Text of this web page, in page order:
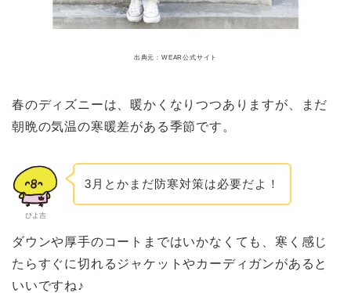
出典元：WEAR公式サイト
春のディズニーは、暖かくなりつつありますが、まだ
朝晩の気温の寒暖差がある季節です。
ぴよ吉
3月とかまだ防寒対策は必要だよ！
ダウンや厚手のコートまではいかなくても、 寒く感じ
たらすぐに切れるジャケットやカーディガンがあると
いいですね♪